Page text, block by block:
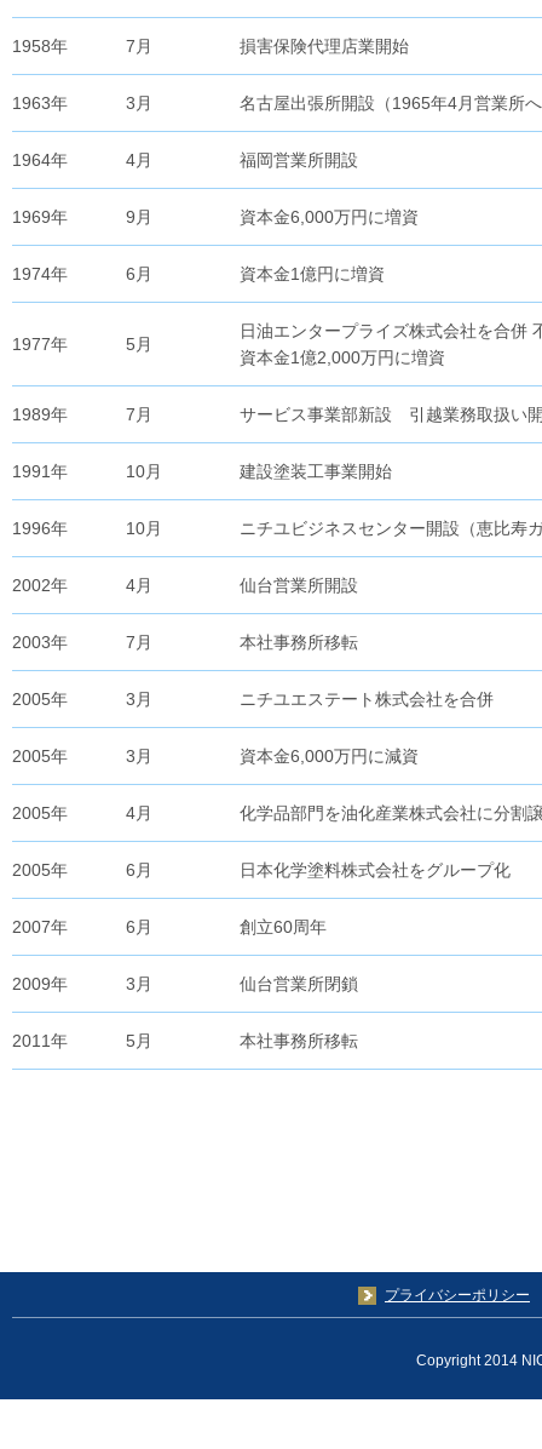
1958年 7月 損害保険代理店業開始
1963年 3月 名古屋出張所開設（1965年4月営業所
1964年 4月 福岡営業所開設
1969年 9月 資本金6,000万円に増資
1974年 6月 資本金1億円に増資
1977年 5月
日油エンタープライズ株式会社を合併
資本金1億2,000万円に増資
1989年 7月 サービス事業部新設 引越業務取扱い
1991年 10月 建設塗装工事業開始
1996年 10月 ニチユビジネスセンター開設（恵比寿
2002年 4月 仙台営業所開設
2003年 7月 本社事務所移転
2005年 3月 ニチユエステート株式会社を合併
2005年 3月 資本金6,000万円に減資
2005年 4月 化学品部門を油化産業株式会社に分割
2005年 6月 日本化学塗料株式会社をグループ化
2007年 6月 創立60周年
2009年 3月 仙台営業所閉鎖
2011年 5月 本社事務所移転
プライバシーポリシー
Copyright 2014